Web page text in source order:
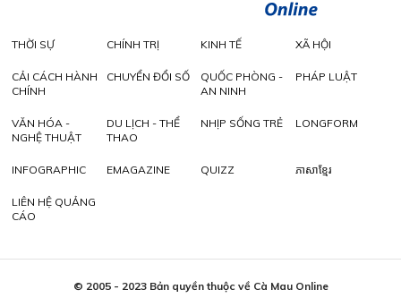
THỜI SỰ CHÍNH TRỊ KINH TẾ XÃ HỘI
CẢI CÁCH HÀNH
CHÍNH
CHUYỂN ĐỔI SỐ
QUỐC PHÒNG -
AN NINH
PHÁP LUẬT
VĂN HÓA -
NGHỆ THUẬT
DU LỊCH - THỂ
THAO
NHỊP SỐNG TRẺ LONGFORM
INFOGRAPHIC EMAGAZINE QUIZZ ភាសាខ្មែរ
LIÊN HỆ QUẢNG
CÁO
© 2005 - 2023 Bản quyền thuộc về Cà Mau Online